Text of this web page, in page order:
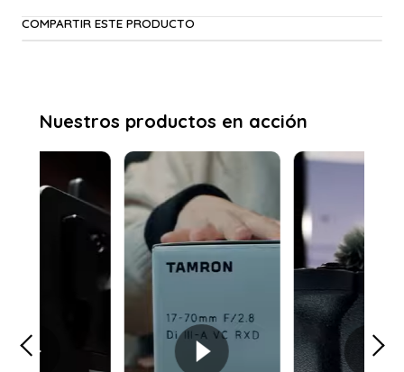
COMPARTIR ESTE PRODUCTO